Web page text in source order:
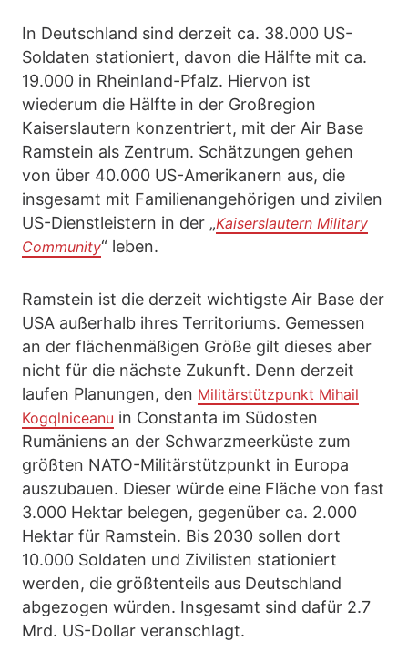
In Deutschland sind derzeit ca. 38.000 US-
Soldaten stationiert, davon die Hälfte mit ca.
19.000 in Rheinland-Pfalz. Hiervon ist
wiederum die Hälfte in der Großregion
Kaiserslautern konzentriert, mit der Air Base
Ramstein als Zentrum. Schätzungen gehen
von über 40.000 US-Amerikanern aus, die
insgesamt mit Familienangehörigen und zivilen
US-Dienstleistern in der „Kaiserslautern Military
Community“ leben.
Ramstein ist die derzeit wichtigste Air Base der
USA außerhalb ihres Territoriums. Gemessen
an der flächenmäßigen Größe gilt dieses aber
nicht für die nächste Zukunft. Denn derzeit
laufen Planungen, den Militärstützpunkt Mihail
Kogqlniceanu in Constanta im Südosten
Rumäniens an der Schwarzmeerküste zum
größten NATO-Militärstützpunkt in Europa
auszubauen. Dieser würde eine Fläche von fast
3.000 Hektar belegen, gegenüber ca. 2.000
Hektar für Ramstein. Bis 2030 sollen dort
10.000 Soldaten und Zivilisten stationiert
werden, die größtenteils aus Deutschland
abgezogen würden. Insgesamt sind dafür 2.7
Mrd. US-Dollar veranschlagt.